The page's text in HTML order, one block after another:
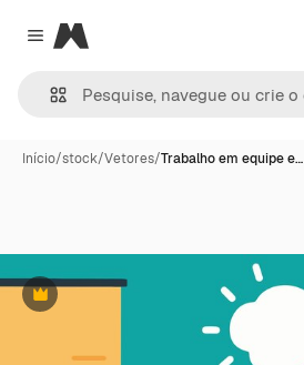
Close menu
Magnific
Início/stock/Vetores/Trabalho em equipe e…
Premium